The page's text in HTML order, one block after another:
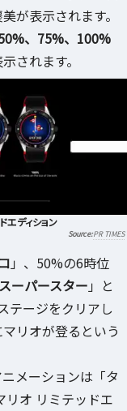
が表示されます。
、75%、100%
されます。
エディション
PR TIMES
」、50%の6時位
スーパースター 」と
テージをクリアし
マリオが登るという
メーションは「タ
リオ リミテッドエ